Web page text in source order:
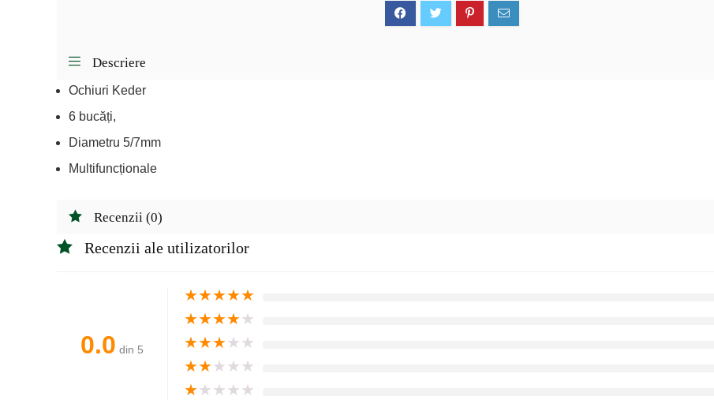
Descriere
Ochiuri Keder
6 bucăți,
Diametru 5/7mm
Multifuncționale
Recenzii (0)
Recenzii ale utilizatorilor
0.0 din 5
★★★★★
★★★★★
★★★★★
★★★★★
★★★★★